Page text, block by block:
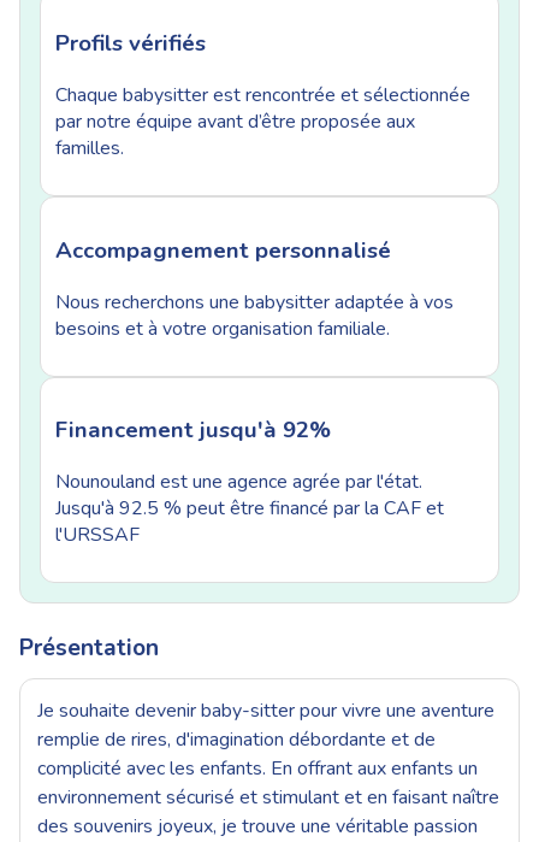
Profils vérifiés
Chaque babysitter est rencontrée et sélectionnée
par notre équipe avant d’être proposée aux
familles.
Accompagnement personnalisé
Nous recherchons une babysitter adaptée à vos
besoins et à votre organisation familiale.
Financement jusqu'à 92%
Nounouland est une agence agrée par l'état.
Jusqu'à 92.5 % peut être financé par la CAF et
l'URSSAF
Présentation
Je souhaite devenir baby-sitter pour vivre une aventure
remplie de rires, d'imagination débordante et de
complicité avec les enfants. En offrant aux enfants un
environnement sécurisé et stimulant et en faisant naître
des souvenirs joyeux, je trouve une véritable passion